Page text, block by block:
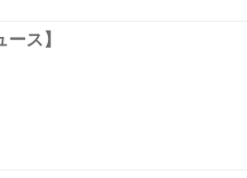
ス】